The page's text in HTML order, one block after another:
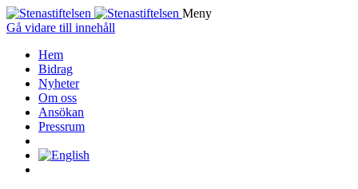
Meny
Gå vidare till innehåll
Hem
Bidrag
Nyheter
Om oss
Ansökan
Pressrum